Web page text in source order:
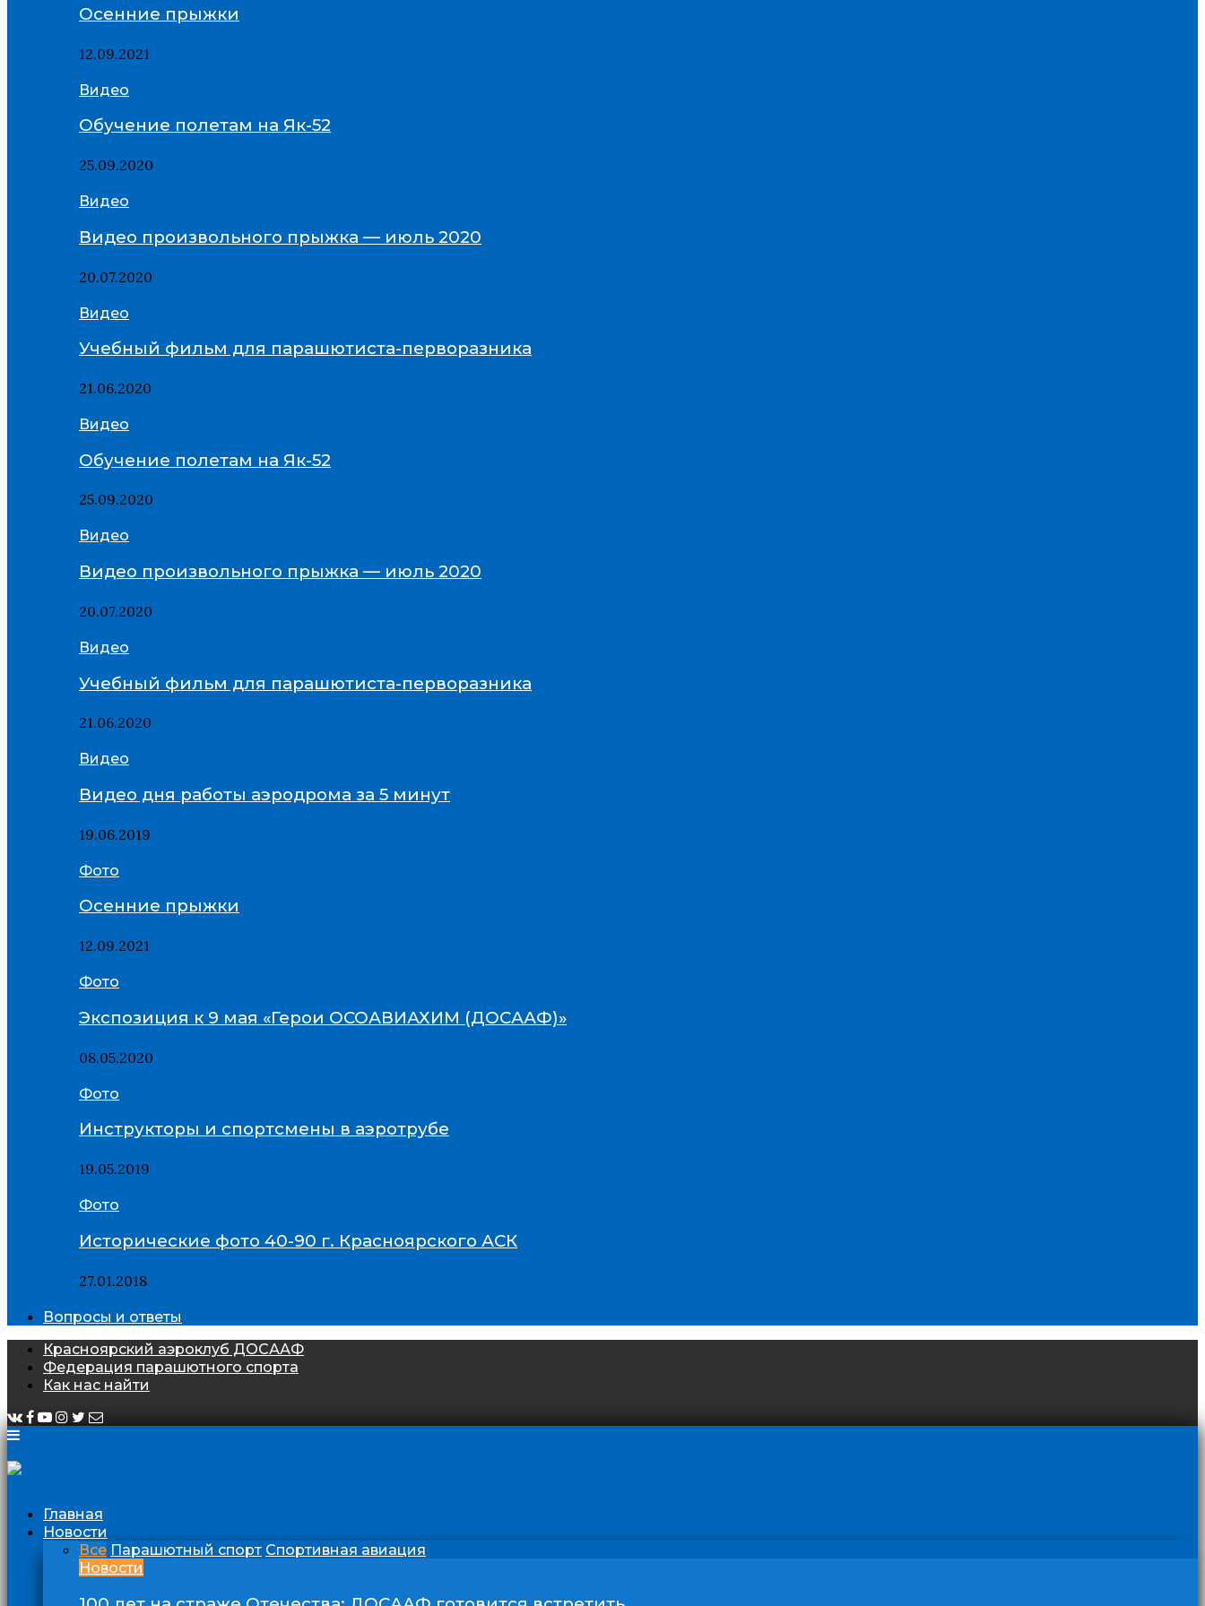
Осенние прыжки
12.09.2021
Видео
Обучение полетам на Як-52
25.09.2020
Видео
Видео произвольного прыжка — июль 2020
20.07.2020
Видео
Учебный фильм для парашютиста-перворазника
21.06.2020
Видео
Обучение полетам на Як-52
25.09.2020
Видео
Видео произвольного прыжка — июль 2020
20.07.2020
Видео
Учебный фильм для парашютиста-перворазника
21.06.2020
Видео
Видео дня работы аэродрома за 5 минут
19.06.2019
Фото
Осенние прыжки
12.09.2021
Фото
Экспозиция к 9 мая «Герои ОСОАВИАХИМ (ДОСААФ)»
08.05.2020
Фото
Инструкторы и спортсмены в аэротрубе
19.05.2019
Фото
Исторические фото 40-90 г. Красноярского АСК
27.01.2018
Вопросы и ответы
Красноярский аэроклуб ДОСААФ
Федерация парашютного спорта
Как нас найти
Главная
Новости
Все Парашютный спорт Спортивная авиация
Новости